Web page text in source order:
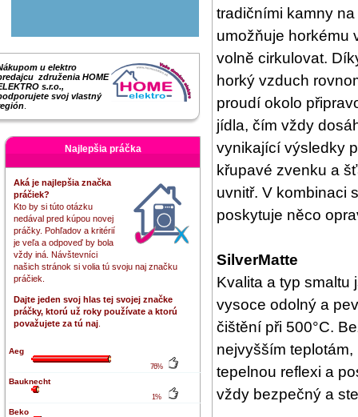
u elektro
združenia HOME
s.r.o.,
svoj vlastný
Najlepšia práčka
Aká je najlepšia značka
práčiek?
Kto by si túto otázku
nedával pred kúpou novej
práčky. Pohľadov a kritérií
je veľa a odpoveď by bola
vždy iná. Návštevníci
našich stránok si volia tú svoju naj značku
práčiek.
Dajte jeden svoj hlas tej svojej značke
práčky, ktorú už roky používate a ktorú
považujete za tú naj
Aeg
76%
Bauknecht
1%
Beko
tradičními kamny
umožňuje horkému
volně cirkulovat.
horký vzduch
proudí okolo
jídla, čím vždy
vynikající výsledky
křupavé zvenku a
uvnitř. V kombinaci
poskytuje něco
SilverMatte
Kvalita a typ smaltu
vysoce odolný a
čištění při 500°C.
nejvyšším
tepelnou reflexi a
vždy bezpečný a